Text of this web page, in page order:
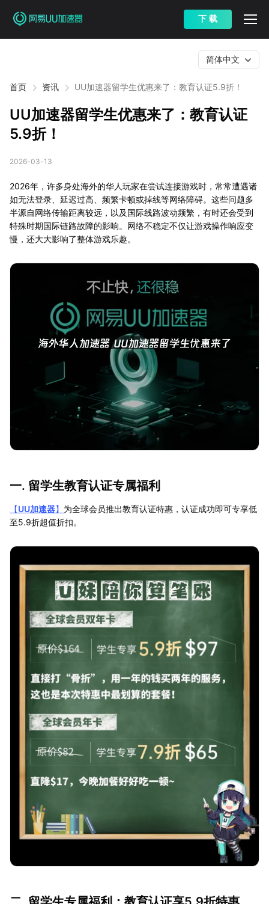
下 载
首页 资讯 UU加速器留学生优惠来了：教育认证5.9折！
简体中文
UU加速器留学生优惠来了：教育认证
5.9折！
2026-03-13
2026年，许多身处海外的华人玩家在尝试连接游戏时，常常遭遇诸
如无法登录、延迟过高、频繁卡顿或掉线等网络障碍。这些问题多
半源自网络传输距离较远，以及国际线路波动频繁，有时还会受到
特殊时期国际链路故障的影响。网络不稳定不仅让游戏操作响应变
慢，还大大影响了整体游戏乐趣。
一. 留学生教育认证专属福利
【UU加速器】 为全球会员推出教育认证特惠，认证成功即可专享低
至5.9折超值折扣。